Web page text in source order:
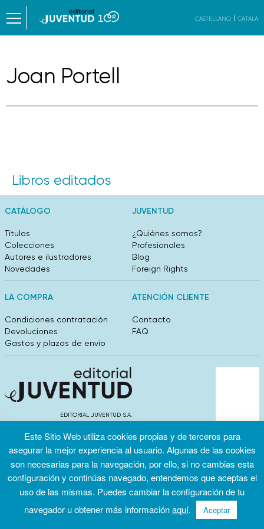
CASTELLANO CATALÀ
Joan Portell
Libros editados
CATÁLOGO
Títulos
Colecciones
Autores e ilustradores
Novedades
JUVENTUD
¿Quiénes somos?
Profesionales
Blog
Foreign Rights
LA COMPRA
Condiciones contratación
Devoluciones
Gastos y plazos de envío
ATENCIÓN CLIENTE
Contacto
FAQ
EDITORIAL JUVENTUD S.A.
info@editorialjuventud.es
Condiciones
Política de
privacidad
Política de
Este Sitio Web utiliza cookies propias y de terceros para
asegurar la mejor experiencia al usuario. Algunas de las cookies
son necesarias para la navegación, por ello, si no cambias esta
configuración y continúas navegado, entendemos que aceptas el
uso de las mismas. Puedes cambiar la configuración de tu
navegador u obtener más informaciónaquí. Aceptar